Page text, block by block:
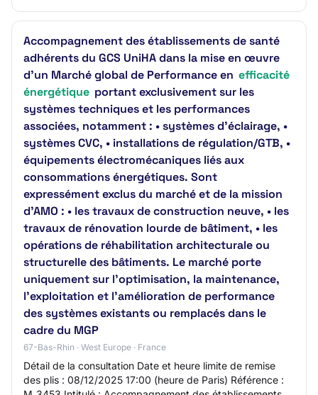
Accompagnement des établissements de santé
adhérents du GCS UniHA dans la mise en œuvre
d’un Marché global de Performance en efficacité
énergétique portant exclusivement sur les
systèmes techniques et les performances
associées, notamment : • systèmes d’éclairage, •
systèmes CVC, • installations de régulation/GTB, •
équipements électromécaniques liés aux
consommations énergétiques. Sont
expressément exclus du marché et de la mission
d’AMO : • les travaux de construction neuve, • les
travaux de rénovation lourde de bâtiment, • les
opérations de réhabilitation architecturale ou
structurelle des bâtiments. Le marché porte
uniquement sur l’optimisation, la maintenance,
l’exploitation et l’amélioration de performance
des systèmes existants ou remplacés dans le
cadre du MGP
67-Bas-Rhin · West Europe · France
Détail de la consultation Date et heure limite de remise
des plis : 08/12/2025 17:00 (heure de Paris) Référence :